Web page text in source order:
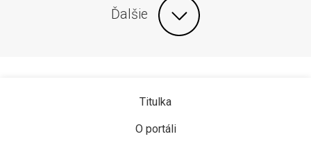
Ďalšie
Titulka
O portáli